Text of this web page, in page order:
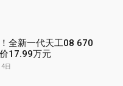
全新一代天工08 670
17.99万元
日